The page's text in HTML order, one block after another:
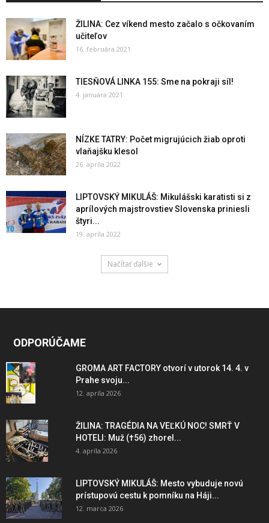
ŽILINA: Cez víkend mesto začalo s očkovaním
učiteľov
16. februára 2021
TIESŇOVÁ LINKA 155: Sme na pokraji síl!
4. januára 2021
NÍZKE TATRY: Počet migrujúcich žiab oproti
vlaňajšku klesol
26. apríla 2022
LIPTOVSKÝ MIKULÁŠ: Mikulášski karatisti si z
aprílových majstrovstiev Slovenska priniesli
štyri...
19. apríla 2022
Načítať ďalšie
ODPORÚČAME
GROMA ART FACTORY otvorí v utorok 14. 4. v
Prahe svoju...
12. apríla 2026
ŽILINA: TRAGÉDIA NA VEĽKÚ NOC! SMRŤ V
HOTELI: Muž (†56) zhorel...
4. apríla 2026
LIPTOVSKÝ MIKULÁŠ: Mesto vybuduje novú
prístupovú cestu k pomníku na Háji...
12. marca 2026